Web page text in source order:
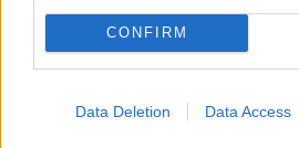
CONFIRM
Data Deletion Data Access
2024–2025
Az Unirea Slobozia rögtön az
vendégként 1–0-ra verte a